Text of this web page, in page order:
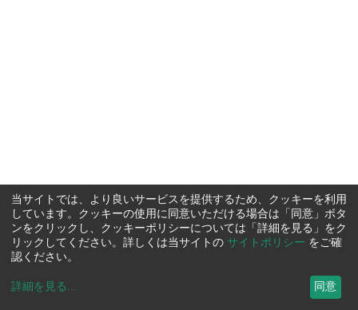
当サイトでは、より良いサービスを提供するため、クッキーを利用
しています。クッキーの使用に同意いただける場合は「同意」ボタ
ンをクリックし、クッキーポリシーについては「詳細を見る」をク
リックしてください。詳しくは当サイトの サイトポリシー をご確
認ください。
詳細を見る ... 同意